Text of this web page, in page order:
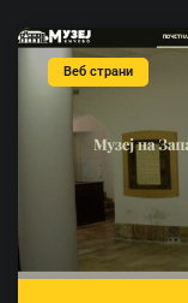
Веб страни